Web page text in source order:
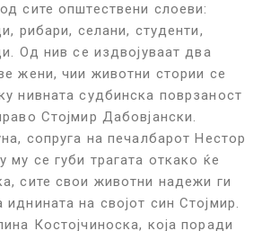
сите општествени слоеви:
рибари, селани, студенти,
Од нив се издвојуваат два
жени, чии животни стории се
нивната судбинска поврзаност
Стојмир Дабовјански.
сопруга на печалбарот Нестор
му се губи трагата откако ќе
сите свои животни надежи ги
на својот син Стојмир.
Костојчиноска, која поради